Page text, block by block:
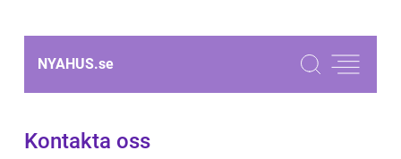
NYAHUS.se
Kontakta oss